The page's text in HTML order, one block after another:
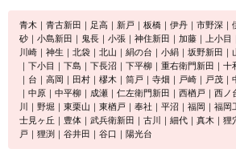
青木｜青古新田｜足高｜新戸｜板橋｜伊丹｜市野深｜
砂｜小島新田｜鬼長｜小張｜神住新田｜加藤｜上小目
川崎｜神生｜北袋｜北山｜絹の台｜小絹｜坂野新田｜
｜下小目｜下島｜下長沼｜下平柳｜重右衛門新田｜
｜台｜高岡｜田村｜樛木｜筒戸｜寺畑｜戸崎｜戸茂
｜中原｜中平柳｜成瀬｜仁左衛門新田｜西楢戸｜西ノ
川｜野堀｜東栗山｜東楢戸｜奉社｜平沼｜福岡｜福岡
士見ヶ丘｜豊体｜武兵衛新田｜古川｜細代｜真木｜狸
戸｜狸渕｜谷井田｜谷口｜陽光台